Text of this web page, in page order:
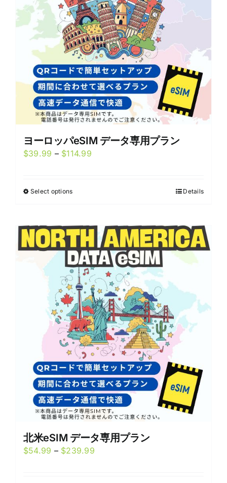
be
chosen
on
the
product
page
ヨーロッパeSIM データ専用プラン
$39.99 – $114.99Price
Select optionsThis
multiple
variants.
The
options
may
be
chosen
on
the
product
page
Details
北米eSIM データ専用プラン
$54.99 – $239.99Price